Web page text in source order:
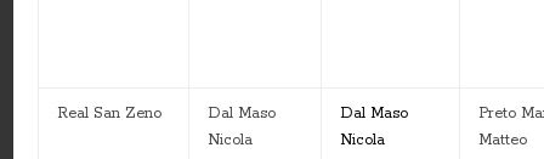
Real San Zeno
Dal Maso
Nicola
Dal Maso
Nicola
Preto
Matteo